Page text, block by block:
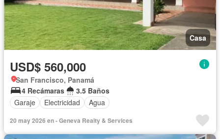
Casa
USD$ 560,000
San Francisco, Panamá
4 Recámaras
3.5 Baños
Garaje
Electricidad Agua
20 may 2026 en - Geneva Realty & Services